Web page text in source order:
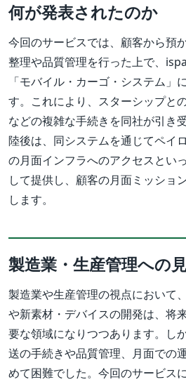
何が発表されたのか
今回のサービスでは、顧客から預
整理や品質管理を行った上で、
「モバイル・カーゴ・システム」
す。これにより、スターシップと
などの複雑な手続きを同社が引き
陸後は、同システムを通じてペイ
の月面インフラへのアクセスとい
して提供し、顧客の月面ミッショ
します。
製造業・生産管理への
製造業や生産管理の視点において
や新素材・デバイスの開発は、将
要な領域になりつつあります。し
送の手続きや品質管理、月面での
めて困難でした。今回のサービス